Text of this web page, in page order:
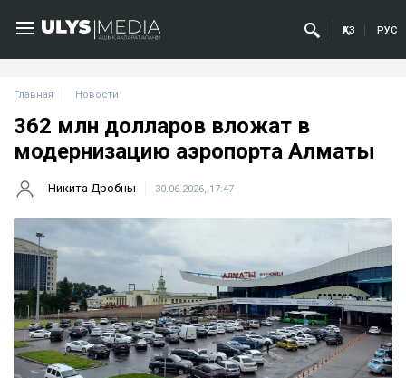
ҚАЗ РУС
Главная Новости
362 млн долларов вложат в
модернизацию аэропорта Алматы
Никита Дробны 30.06.2026, 17:47